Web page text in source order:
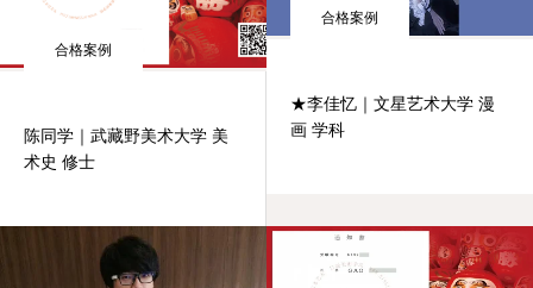
合格案例
陈同学｜武藏野美术大学 美
术史 修士
合格案例
★李佳忆｜文星艺术大学 漫
画 学科